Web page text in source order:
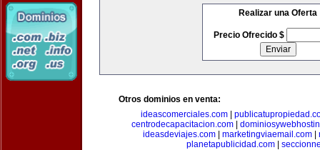
Realizar una Oferta
Precio Ofrecido $
Otros dominios en venta:
ideascomerciales.com|
centrodecapacitacion.com
ideasdeviajes.com| marketingviaemail.com|
planetapublicidad.com|